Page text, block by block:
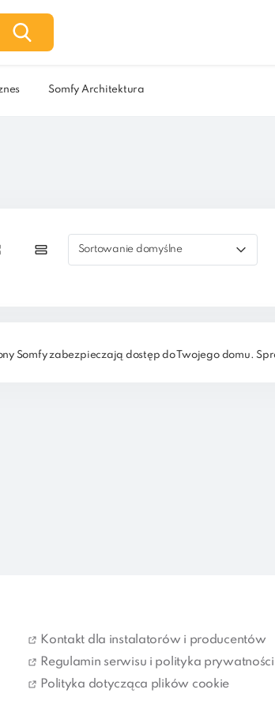
Somfy Architektura
Sortowanie domyślne
Somfy zabezpieczają dostęp do Twojego domu.
Kontakt dla instalatorów i producentów
Regulamin serwisu i polityka prywatności
Polityka dotycząca plików cookie